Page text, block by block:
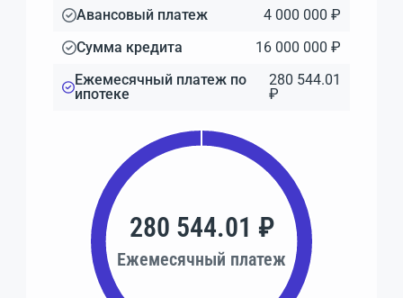
Авансовый платеж
4 000 000 ₽
Сумма кредита
16 000 000 ₽
Ежемесячный платеж по
ипотеке
280 544.01
₽
280 544.01 ₽
Ежемесячный платеж